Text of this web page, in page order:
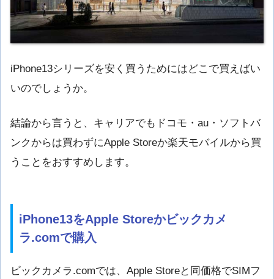
iPhone13シリーズを安く買うためにはどこで買えばい
いのでしょうか。
結論から言うと、キャリアでもドコモ・au・ソフトバ
ンクからは買わずにApple Storeか楽天モバイルから買
うことをおすすめします。
iPhone13をApple Storeかビックカメ
ラ.comで購入
ビックカメラ.comでは、Apple Storeと同価格でSIMフ